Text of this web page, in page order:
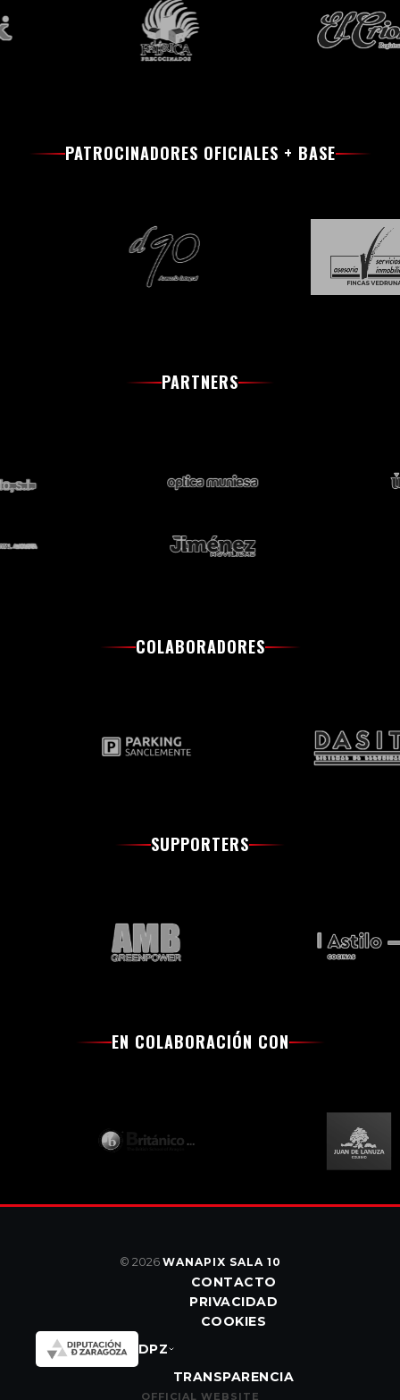
PATROCINADORES OFICIALES + BASE
PARTNERS
COLABORADORES
SUPPORTERS
EN COLABORACIÓN CON
© 2026 WANAPIX SALA 10
CONTACTO
PRIVACIDAD
COOKIES
DPZ
TRANSPARENCIA
OFFICIAL WEBSITE